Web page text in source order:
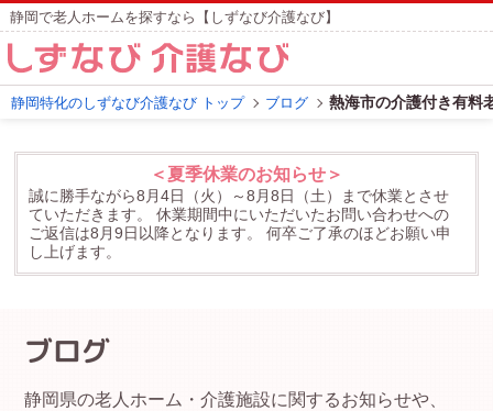
静岡で老人ホームを探すなら【しずなび介護なび】
静岡特化のしずなび介護なび トップ ブログ 熱海市の介護付き有料
＜夏季休業のお知らせ＞
誠に勝手ながら8月4日（火）～8月8日（土）まで休業とさせ
ていただきます。
休業期間中にいただいたお問い合わせへの
ご返信は8月9日以降となります。
何卒ご了承のほどお願い申
し上げます。
ブログ
静岡県の老人ホーム・介護施設に関するお知らせや、